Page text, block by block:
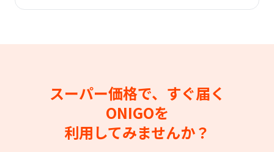
スーパー価格で、すぐ届く
ONIGOを
利用してみませんか？